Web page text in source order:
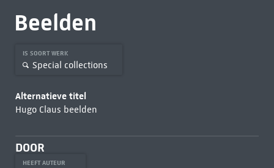
Beelden
IS SOORT WERK
Special collections
Alternatieve titel
Hugo Claus beelden
DOOR
HEEFT AUTEUR